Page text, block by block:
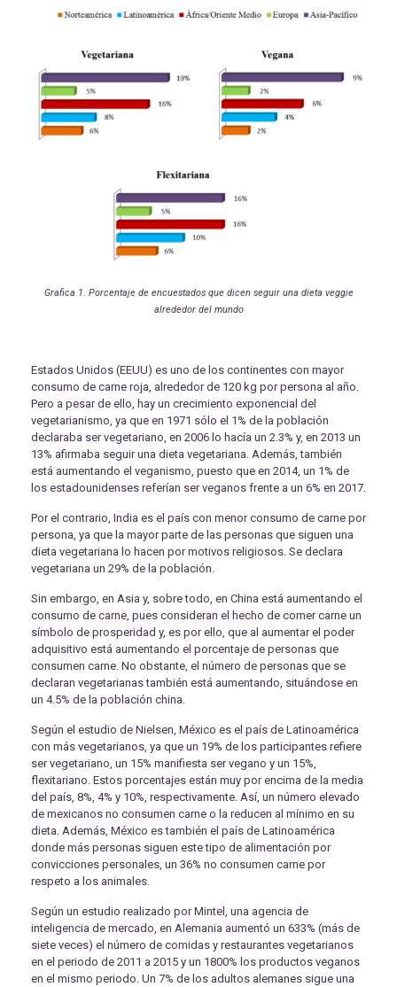
Grafica 1. Porcentaje de encuestados que dicen seguir una dieta veggie
alrededor del mundo
Estados Unidos (EEUU) es uno de los continentes con mayor
consumo de carne roja, alrededor de 120 kg por persona al año.
Pero a pesar de ello, hay un crecimiento exponencial del
vegetarianismo, ya que en 1971 sólo el 1% de la población
declaraba ser vegetariano, en 2006 lo hacía un 2.3% y, en 2013 un
13% afirmaba seguir una dieta vegetariana. Además, también
está aumentando el veganismo, puesto que en 2014, un 1% de
los estadounidenses referían ser veganos frente a un 6% en 2017.
Por el contrario, India es el país con menor consumo de carne por
persona, ya que la mayor parte de las personas que siguen una
dieta vegetariana lo hacen por motivos religiosos. Se declara
vegetariana un 29% de la población.
Sin embargo, en Asia y, sobre todo, en China está aumentando el
consumo de carne, pues consideran el hecho de comer carne un
símbolo de prosperidad y, es por ello, que al aumentar el poder
adquisitivo está aumentando el porcentaje de personas que
consumen carne. No obstante, el número de personas que se
declaran vegetarianas también está aumentando, situándose en
un 4.5% de la población china.
Según el estudio de Nielsen, México es el país de Latinoamérica
con más vegetarianos, ya que un 19% de los participantes refiere
ser vegetariano, un 15% manifiesta ser vegano y un 15%,
flexitariano. Estos porcentajes están muy por encima de la media
del país, 8%, 4% y 10%, respectivamente. Así, un número elevado
de mexicanos no consumen carne o la reducen al mínimo en su
dieta. Además, México es también el país de Latinoamérica
donde más personas siguen este tipo de alimentación por
convicciones personales, un 36% no consumen carne por
respeto a los animales.
Según un estudio realizado por Mintel, una agencia de
inteligencia de mercado, en Alemania aumentó un 633% (más de
siete veces) el número de comidas y restaurantes vegetarianos
en el periodo de 2011 a 2015 y un 1800% los productos veganos
en el mismo periodo. Un 7% de los adultos alemanes sigue una